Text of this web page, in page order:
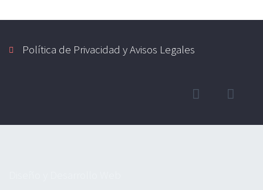
Política de Privacidad y Avisos Legales